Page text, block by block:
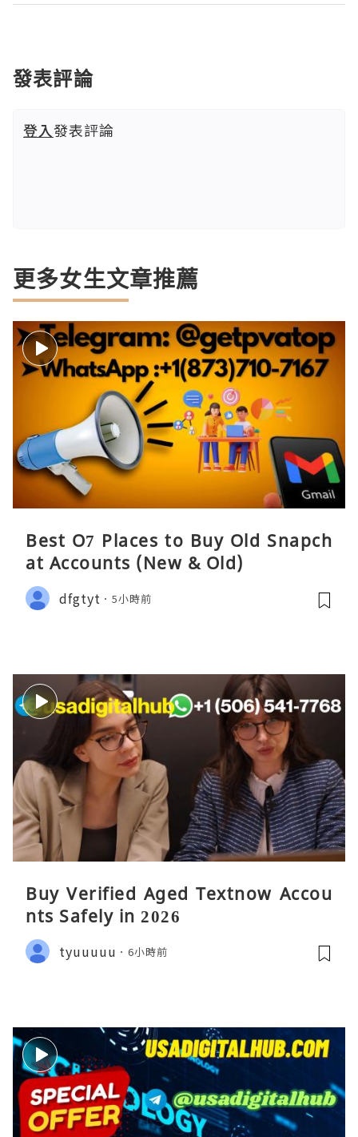
發表評論
登入發表評論
更多女生文章推薦
Best O7 Places to Buy Old Snapch
at Accounts (New & Old)
dfgtyt 5小時前
Buy Verified Aged Textnow Accou
nts Safely in 2026
tyuuuuu 6小時前